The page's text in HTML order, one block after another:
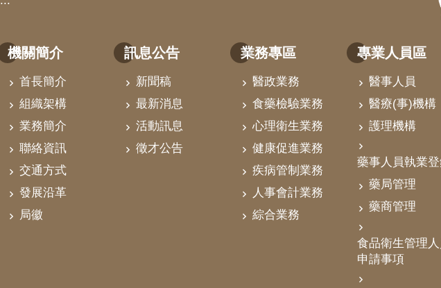
機關簡介
首長簡介
組織架構
業務簡介
聯絡資訊
交通方式
發展沿革
局徽
訊息公告
新聞稿
最新消息
活動訊息
徵才公告
業務專區
醫政業務
食藥檢驗業務
心理衛生業務
健康促進業務
疾病管制業務
人事會計業務
綜合業務
專業人員區
醫事人員
醫療(事)機構
護理機構
藥事人員執業
藥局管理
藥商管理
食品衛生管理人
申請事項